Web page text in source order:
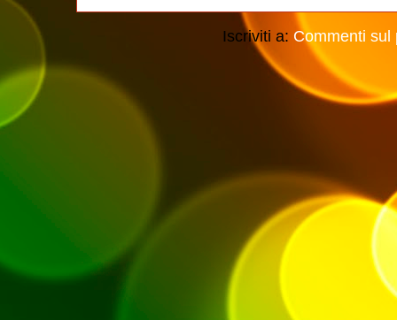
Iscriviti a: Commenti sul